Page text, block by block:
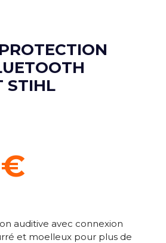
STIHL
auditive avec connexion
et moelleux pour plus de